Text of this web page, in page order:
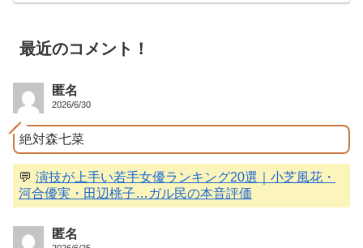
最近のコメント！
匿名
2026/6/30
絶対森七菜
💬 演技が上手い若手女優ランキング20選｜小芝風花・
河合優実・田辺桃子…ガル民の本音評価
匿名